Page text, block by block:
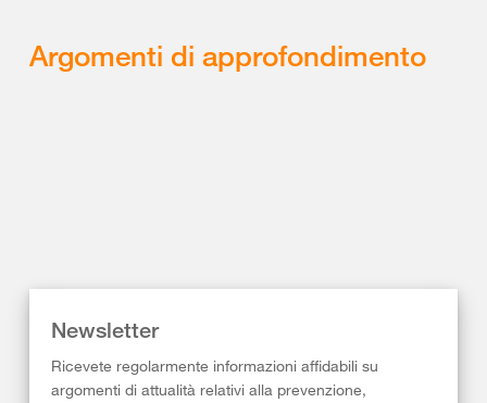
Argomenti di approfondimento
Newsletter
Ricevete regolarmente informazioni affidabili su
argomenti di attualità relativi alla prevenzione,